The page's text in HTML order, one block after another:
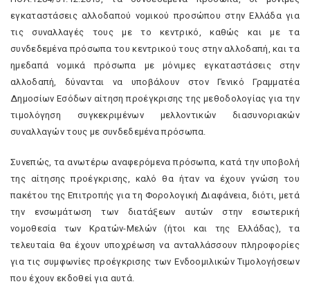
εγκαταστάσεις αλλοδαπού νομικού προσώπου στην Ελλάδα για
τις συναλλαγές τους με το κεντρικό, καθώς και με τα
συνδεδεμένα πρόσωπα του κεντρικού τους στην αλλοδαπή, και τα
ημεδαπά νομικά πρόσωπα με μόνιμες εγκαταστάσεις στην
αλλοδαπή, δύνανται να υποβάλουν στον Γενικό Γραμματέα
Δημοσίων Εσόδων αίτηση προέγκρισης της μεθοδολογίας για την
τιμολόγηση συγκεκριμένων μελλοντικών διασυνοριακών
συναλλαγών τους με συνδεδεμένα πρόσωπα.
Συνεπώς, τα ανωτέρω αναφερόμενα πρόσωπα, κατά την υποβολή
της αίτησης προέγκρισης, καλό θα ήταν να έχουν γνώση του
πακέτου της Επιτροπής για τη Φορολογική Διαφάνεια, διότι, μετά
την ενσωμάτωση των διατάξεων αυτών στην εσωτερική
νομοθεσία των Κρατών-Μελών (ήτοι και της Ελλάδας), τα
τελευταία θα έχουν υποχρέωση να ανταλλάσσουν πληροφορίες
για τις συμφωνίες προέγκρισης των Ενδοοµιλικών Τιµολογήσεων
που έχουν εκδοθεί για αυτά.